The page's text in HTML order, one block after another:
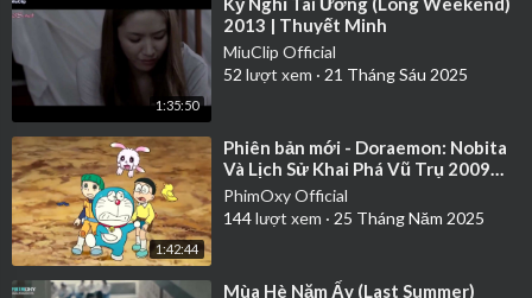
1:35:50
2013 | Thuyết Minh
MiuClip Official
52 lượt xem · 21 Tháng Sáu 2025
1:42:44
⁣Phiên bản mới - Doraemon: Nobita
Và Lịch Sử Khai Phá Vũ Trụ 2009
Full HD | Lồng Tiếng
PhimOxy Official
144lượt xem · 25 Tháng Năm 2025
⁣Mùa Hè Năm Ấy (Last Summer)